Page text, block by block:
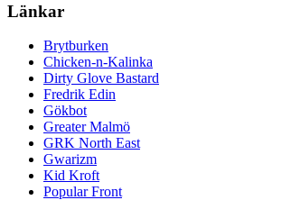
Länkar
Brytburken
Chicken-n-Kalinka
Dirty Glove Bastard
Fredrik Edin
Gökbot
Greater Malmö
GRK North East
Gwarizm
Kid Kroft
Popular Front